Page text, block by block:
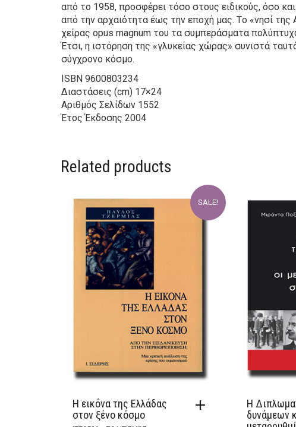
από το 1958, προσφέρει τόσο στους ειδικούς, όσο
από την αρχαιότητα έως την εποχή μας. Tο «νησί
χείρας opus magnum του τα συμπεράσματα
Έτσι, η ιστόρηση της «γλυκείας χώρας» συνιστά
σύγχρονο κόσμο.
ISBN 9600803234
Διαστάσεις (cm) 17×24
Αριθμός Σελίδων 1552
Έτος Έκδοσης 2004
Related products
SALE!
Η εικόνα της Ελλάδας
στον ξένο κόσμο
Η
δυνάμεων